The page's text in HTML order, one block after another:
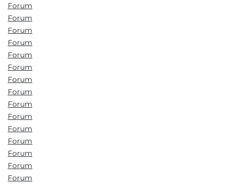
Forum
Forum
Forum
Forum
Forum
Forum
Forum
Forum
Forum
Forum
Forum
Forum
Forum
Forum
Forum